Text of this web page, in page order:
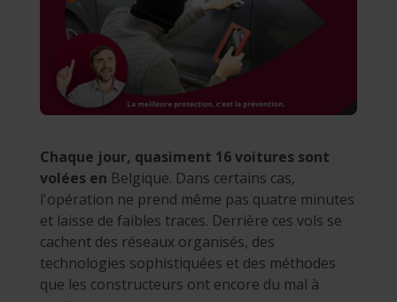
Chaque jour, quasiment 16 voitures sont
volées en Belgique. Dans certains cas,
l'opération ne prend même pas quatre minutes
et laisse de faibles traces. Derrière ces vols se
cachent des réseaux organisés, des
technologies sophistiquées et des méthodes
que les constructeurs ont encore du mal à